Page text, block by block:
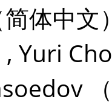
简体中文
, Yuri